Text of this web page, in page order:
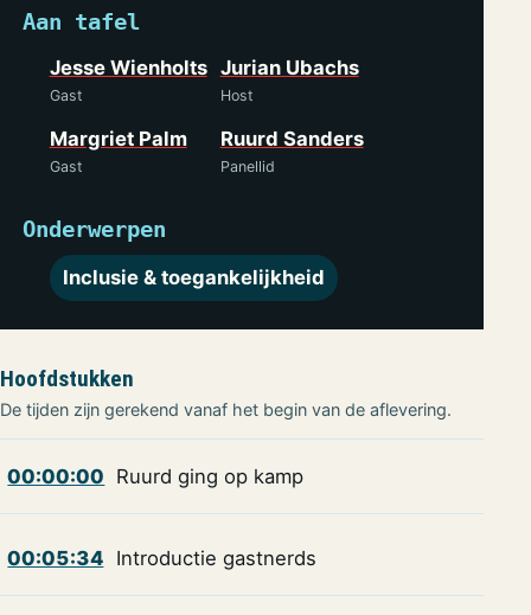
Aan tafel
Jesse Wienholts
Gast
Jurian Ubachs
Host
Margriet Palm
Gast
Ruurd Sanders
Panellid
Onderwerpen
Inclusie & toegankelijkheid
Hoofdstukken
De tijden zijn gerekend vanaf het begin van de aflevering.
00:00:00 Ruurd ging op kamp
00:05:34 Introductie gastnerds